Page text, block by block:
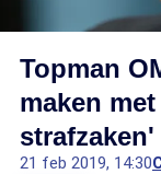
Topman
maken
strafzaken'
21 feb 2019, 14:30